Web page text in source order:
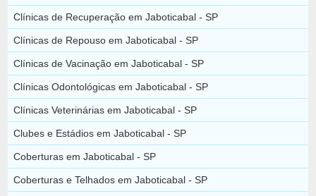
Clínicas de Recuperação em Jaboticabal - SP
Clínicas de Repouso em Jaboticabal - SP
Clínicas de Vacinação em Jaboticabal - SP
Clínicas Odontológicas em Jaboticabal - SP
Clínicas Veterinárias em Jaboticabal - SP
Clubes e Estádios em Jaboticabal - SP
Coberturas em Jaboticabal - SP
Coberturas e Telhados em Jaboticabal - SP